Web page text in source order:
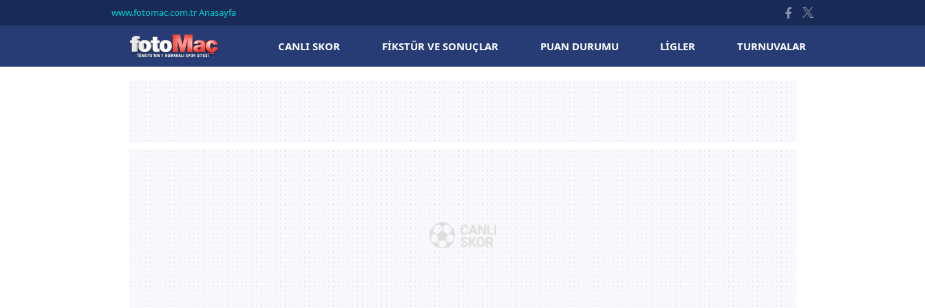
www.fotomac.com.tr Anasayfa
CANLI SKOR FIKSTÜR VE SONUÇLAR PUAN DURUMU LIGLER TURNUVALAR